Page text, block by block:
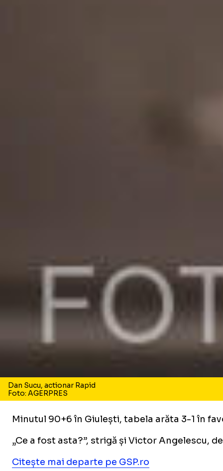
Dan Sucu, actionar Rapid
Foto: AGERPRES
Minutul 90+6 în Giulești, tabela arăta 3-1 în
„Ce a fost asta?”, strigă și Victor Angelescu,
Citește mai departe pe GSP.ro